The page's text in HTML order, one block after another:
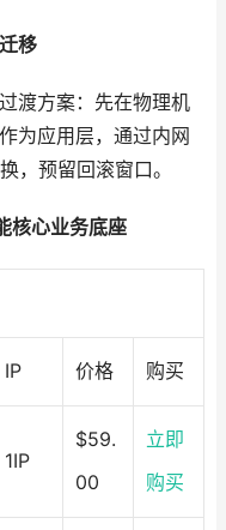
移
渡方案：先在物理机
为应用层，通过内网
，预留回滚窗口。
核心业务底座
IP 价格 购买
1IP
$59.
00
立即
购买